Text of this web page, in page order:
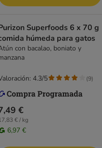
Superfoods 6 x 70 g
húmeda para gatos
con bacalao, boniato y
€
€ / kg
6,97 €
4.3/5 (9)